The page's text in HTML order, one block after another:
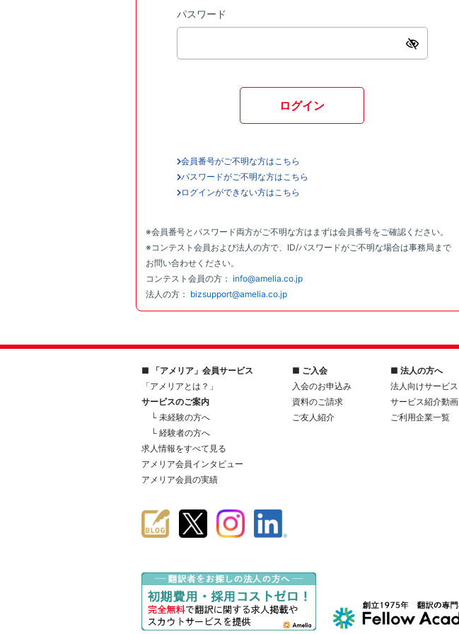
パスワード
ログイン
会員番号がご不明な方はこちら
パスワードがご不明な方はこちら
ログインができない方はこちら
※会員番号とパスワード両方がご不明な方はまずは会員番号をご確認ください。
※コンテスト会員および法人の方で、ID/パスワードがご不明な場合は事務局まで
お問い合わせください。
コンテスト会員の方： info@amelia.co.jp
法人の方： bizsupport@amelia.co.jp
■ 「アメリア」会員サービス
「アメリアとは？」
サービスのご案内
└ 未経験の方へ
└ 経験者の方へ
求人情報をすべて見る
アメリア会員インタビュー
アメリア会員の実績
■ ご入会
入会のお申込み
資料のご請求
ご友人紹介
■ 法人の方へ
法人向けサービス
サービス紹介動画
ご利用企業一覧